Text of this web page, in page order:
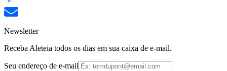
Newsletter
Receba Aleteia todos os dias em sua caixa de e-mail.
Seu endereço de e-mail